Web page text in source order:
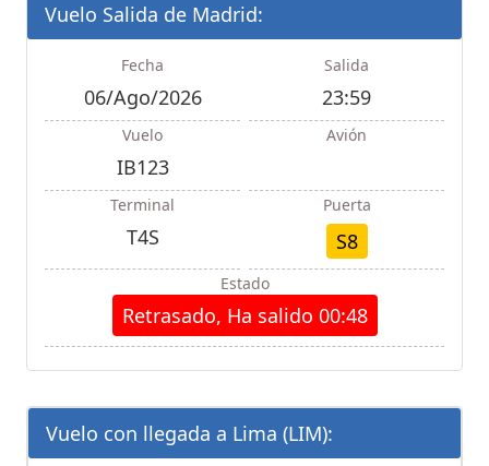
Vuelo Salida de Madrid:
Fecha
06/Ago/2026
Salida
23:59
Vuelo
IB123
Avión
Terminal
T4S
Puerta
S8
Estado
Retrasado, Ha salido 00:48
Vuelo con llegada a Lima (LIM):